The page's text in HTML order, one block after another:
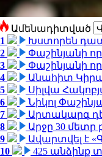
Ամենադիտված
1
Խստորեն
2
Փաշինյանի
3
Փաշինյանի
4
Անահիտ
5
Սիլվա
6
Նիկոլ
7
Արտակարգ
8
Արջը 30 մետր
9
Ավարտվել է
10
425 անձինք